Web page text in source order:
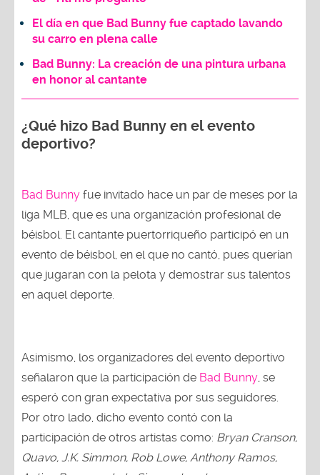
El día en que Bad Bunny fue captado lavando
su carro en plena calle
Bad Bunny: La creación de una pintura urbana
en honor al cantante
¿Qué hizo Bad Bunny en el evento
deportivo?
Bad Bunny fue invitado hace un par de meses por la
liga MLB, que es una organización profesional de
béisbol. El cantante puertorriqueño participó en un
evento de béisbol, en el que no cantó, pues querían
que jugaran con la pelota y demostrar sus talentos
en aquel deporte.
Asimismo, los organizadores del evento deportivo
señalaron que la participación de Bad Bunny , se
esperó con gran expectativa por sus seguidores.
Por otro lado, dicho evento contó con la
participación de otros artistas como: Bryan Cranson,
Quavo, J.K. Simmon, Rob Lowe, Anthony Ramos,